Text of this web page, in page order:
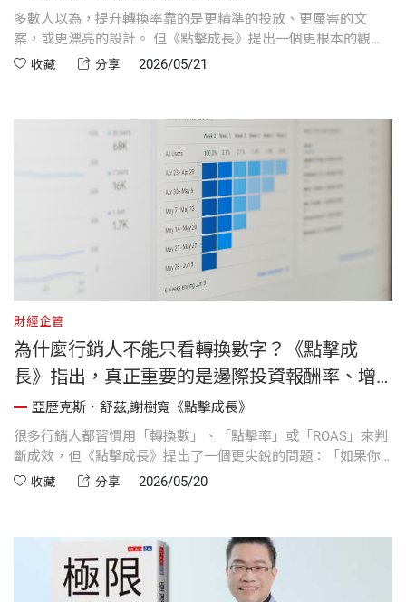
多數人以為，提升轉換率靠的是更精準的投放、更厲害的文
案，或更漂亮的設計。 但《點擊成長》提出一個更根本的觀
點：真正有效的方法，往往只是「減少步驟」。 從 Amazon 的
成本。甚至最理想的情況，是讓用戶根本不需要離開廣告，就
能直接完成轉換。 這段內容除了談轉換流程，也談到一個很真
實的行銷現場：設計美學與轉換率之間，經常存在衝突。而作
者提出的「綠色大按鈕測試」，至今仍是非常經典的成長思
收藏 分享 2026/05/21
財經企管
為什麼行銷人不能只看轉換數字？《點擊成
長》指出，真正重要的是邊際投資報酬率、增
幅效果，以及每位用戶的生命週期價值。
亞歷克斯．舒茲,謝樹寬《點擊成長》
很多行銷人都習慣用「轉換數」、「點擊率」或「ROAS」來判
斷成效，但《點擊成長》提出了一個更尖銳的問題：「如果你
什麼都不做，這些轉換還會不會發生？」 真正優秀的行銷，不
ROI）、增幅效果（Incrementality）與生命週期價值（LTV）等
核心概念，重新定義什麼才是真正有效的成長。
收藏 分享 2026/05/20